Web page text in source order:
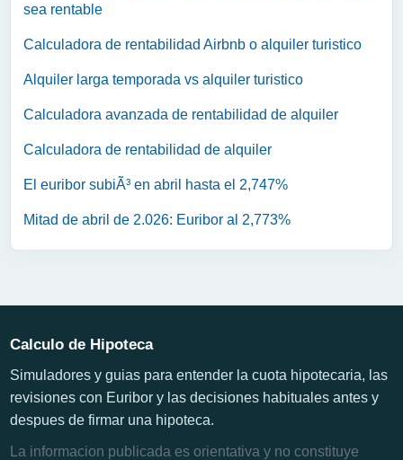
sea rentable
Calculadora de rentabilidad Airbnb o alquiler turistico
Alquiler larga temporada vs alquiler turistico
Calculadora avanzada de rentabilidad de alquiler
Calculadora de rentabilidad de alquiler
El euribor subiÃ³ en abril hasta el 2,747%
Mitad de abril de 2.026: Euribor al 2,773%
Calculo de Hipoteca
Simuladores y guias para entender la cuota hipotecaria, las
revisiones con Euribor y las decisiones habituales antes y
despues de firmar una hipoteca.
La informacion publicada es orientativa y no constituye